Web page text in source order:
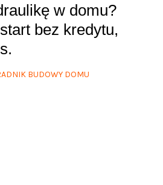
w domu?
bez kredytu,
BUDOWY DOMU